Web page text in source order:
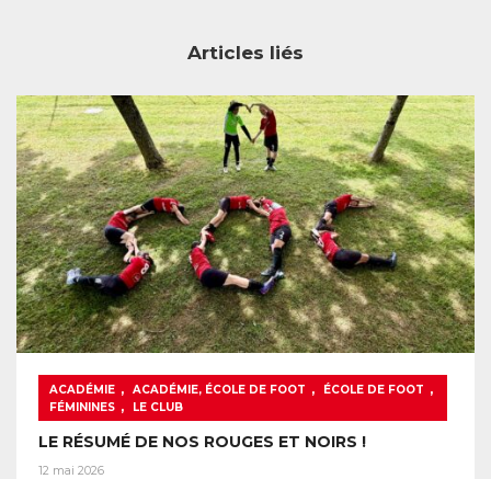
Articles liés
ACADÉMIE , ACADÉMIE, ÉCOLE DE FOOT , ÉCOLE DE FOOT ,
FÉMININES , LE CLUB
LE RÉSUMÉ DE NOS ROUGES ET NOIRS !
12 mai 2026